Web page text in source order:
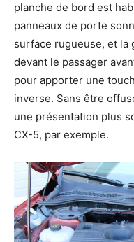
planche de bord est
panneaux de porte
surface rugueuse, et la
devant le passager
pour apporter une
inverse. Sans être
une présentation plus
CX-5, par exemple.